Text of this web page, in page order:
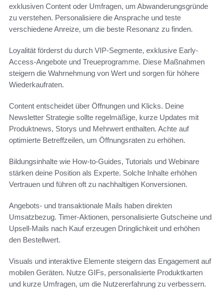
exklusiven Content oder Umfragen, um Abwanderungsgründe
zu verstehen. Personalisiere die Ansprache und teste
verschiedene Anreize, um die beste Resonanz zu finden.
Loyalität förderst du durch VIP-Segmente, exklusive Early-
Access-Angebote und Treueprogramme. Diese Maßnahmen
steigern die Wahrnehmung von Wert und sorgen für höhere
Wiederkaufraten.
Content entscheidet über Öffnungen und Klicks. Deine
Newsletter Strategie sollte regelmäßige, kurze Updates mit
Produktnews, Storys und Mehrwert enthalten. Achte auf
optimierte Betreffzeilen, um Öffnungsraten zu erhöhen.
Bildungsinhalte wie How‑to‑Guides, Tutorials und Webinare
stärken deine Position als Experte. Solche Inhalte erhöhen
Vertrauen und führen oft zu nachhaltigen Konversionen.
Angebots- und transaktionale Mails haben direkten
Umsatzbezug. Timer‑Aktionen, personalisierte Gutscheine und
Upsell-Mails nach Kauf erzeugen Dringlichkeit und erhöhen
den Bestellwert.
Visuals und interaktive Elemente steigern das Engagement auf
mobilen Geräten. Nutze GIFs, personalisierte Produktkarten
und kurze Umfragen, um die Nutzererfahrung zu verbessern.